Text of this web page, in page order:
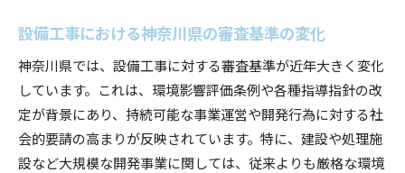
設備工事における神奈川県の審査基準の変化
神奈川県では、設備工事に対する審査基準が近年大きく変化
しています。これは、環境影響評価条例や各種指導指針の改
定が背景にあり、持続可能な事業運営や開発行為に対する社
会的要請の高まりが反映されています。特に、建設や処理施
設など大規模な開発事業に関しては、従来よりも厳格な環境